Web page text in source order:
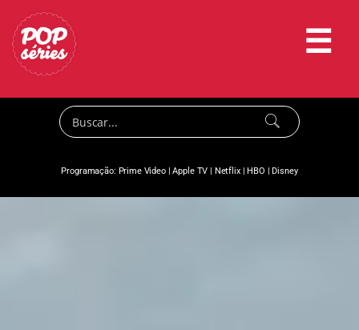
☰
Programação: Prime Video|Apple TV | Netflix|HBO |Disney